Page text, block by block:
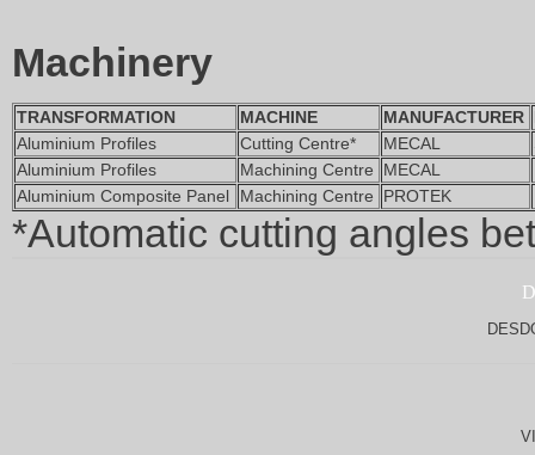
Machinery
TRANSFORMATION MACHINE MANUFACTURER
Aluminium Profiles
Cutting Centre* MECAL
Aluminium Profiles
Machining Centre MECAL
Aluminium Composite Panel
Machining Centre PROTEK
*Automatic cutting angles